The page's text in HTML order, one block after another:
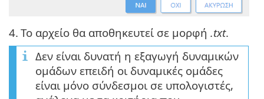
4. Το αρχείο θα αποθηκευτεί σε μορφή .txt.
Δεν είναι δυνατή η εξαγωγή δυναμικών
ομάδων επειδή οι δυναμικές ομάδες
είναι μόνο σύνδεσμοι σε υπολογιστές,